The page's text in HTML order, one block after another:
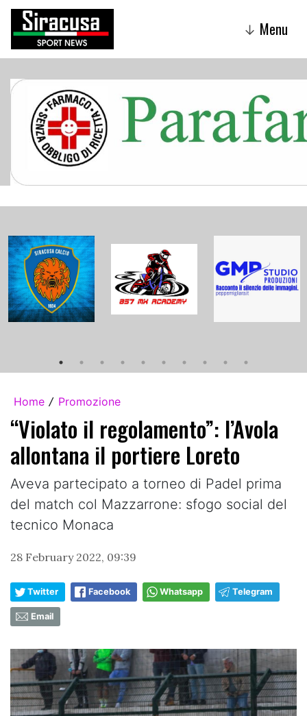
↓ Menu
Home / Promozione
“Violato il regolamento”: l’Avola
allontana il portiere Loreto
Aveva partecipato a torneo di Padel prima
del match col Mazzarrone: sfogo social del
tecnico Monaca
28 February 2022, 09:39
Twitter Facebook Whatsapp Telegram
Email